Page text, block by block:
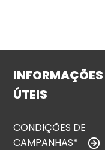
INFORMAÇÕES
ÚTEIS
CONDIÇÕES DE
CAMPANHAS*